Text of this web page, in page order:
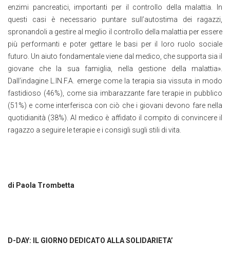
enzimi pancreatici, importanti per il controllo della malattia. In
questi casi è necessario puntare sull’autostima dei ragazzi,
spronandoli a gestire al meglio il controllo della malattia per essere
più performanti e poter gettare le basi per il loro ruolo sociale
futuro. Un aiuto fondamentale viene dal medico, che supporta sia il
giovane che la sua famiglia, nella gestione della malattia».
Dall’indagine L.IN.F.A. emerge come la terapia sia vissuta in modo
fastidioso (46%), come sia imbarazzante fare terapie in pubblico
(51%) e come interferisca con ciò che i giovani devono fare nella
quotidianità (38%). Al medico è affidato il compito di convincere il
ragazzo a seguire le terapie e i consigli sugli stili di vita.
di Paola Trombetta
D-DAY: IL GIORNO DEDICATO ALLA SOLIDARIETA’